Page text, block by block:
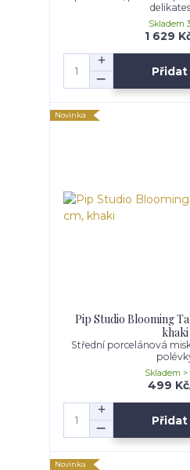
1 629
Skladem
Novinka
Pip Studio Blooming
khaki
Střední porcelánová
499 Kč
Skladem >
Novinka